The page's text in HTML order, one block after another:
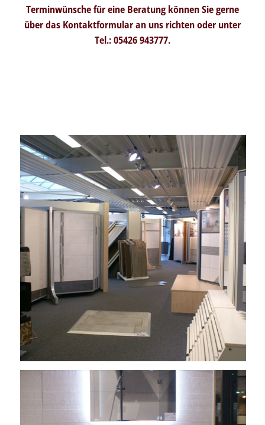
Terminwünsche für eine Beratung können Sie gerne
über das Kontaktformularan uns richten oder unter
Tel.: 05426 943777.